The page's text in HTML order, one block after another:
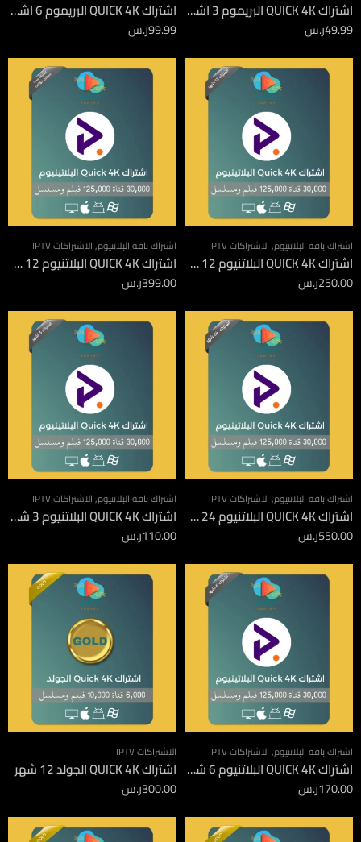
اشتراك QUICK 4K البريموم 3 اشهر
49.99ر.س
اشتراك QUICK 4K البريموم 6 اشهر
99.99ر.س
اشتراك باقة البلاتنيوم,الاشتراكات IPTV
اشتراك QUICK 4K البلاتنيوم 12 شهر
250.00ر.س
اشتراك باقة البلاتنيوم,الاشتراكات IPTV
اشتراك QUICK 4K البلاتنيوم 12 شهر جهازين
399.00ر.س
اشتراك باقة البلاتنيوم,الاشتراكات IPTV
اشتراك QUICK 4K البلاتنيوم 24 شهر
550.00ر.س
اشتراك باقة البلاتنيوم,الاشتراكات IPTV
اشتراك QUICK 4K البلاتنيوم 3 شهور
110.00ر.س
اشتراك باقة البلاتنيوم,الاشتراكات IPTV
اشتراك QUICK 4K البلاتنيوم 6 شهور
170.00ر.س
الاشتراكات IPTV
اشتراك QUICK 4K الجولد 12 شهر
300.00ر.س